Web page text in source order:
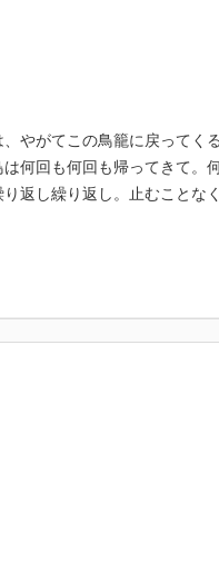
、やがてこの鳥籠に戻ってく
何回も何回も帰ってきて。
返し繰り返し。止むことな